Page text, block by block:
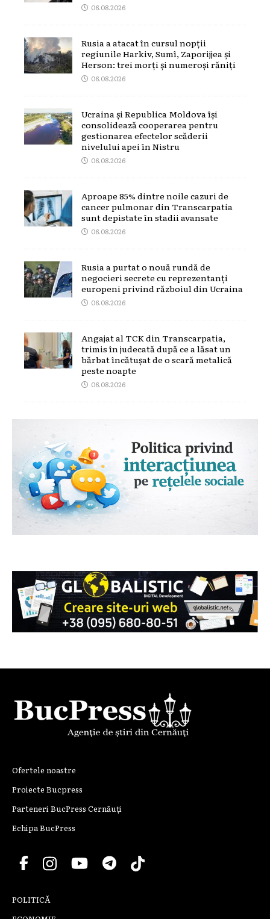
06.08.2026
Rusia a atacat în cursul nopții
regiunile Harkiv, Sumî, Zaporijjea și
Herson: trei morți și numeroși răniți
06.08.2026
Ucraina și Republica Moldova își
consolidează cooperarea pentru
gestionarea efectelor scăderii
nivelului apei în Nistru
06.08.2026
Aproape 85% dintre noile cazuri de
cancer pulmonar din Transcarpatia
sunt depistate în stadii avansate
06.08.2026
Rusia a purtat o nouă rundă de
negocieri secrete cu reprezentanți
europeni privind războiul din Ucraina
06.08.2026
Angajat al TCK din Transcarpatia,
trimis în judecată după ce a lăsat un
bărbat încătușat de o scară metalică
peste noapte
06.08.2026
Ofertele noastre
Proiecte Bucpress
Parteneri BucPress Cernăuți
Echipa BucPress
POLITICĂ